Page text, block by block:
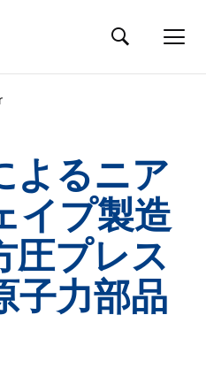
よるニア
イプ製造
圧プレス
子力部品